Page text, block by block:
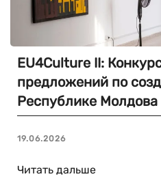
EU4Culture II:
предложений по
Республике Молдова
19.06.2026
Читать дальше